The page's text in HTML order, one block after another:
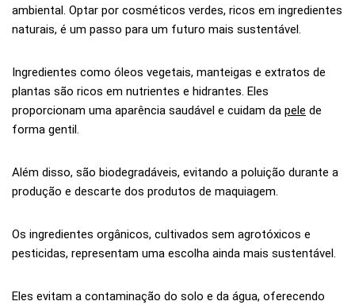
ambiental. Optar por cosméticos verdes, ricos em ingredientes
naturais, é um passo para um futuro mais sustentável.
Ingredientes como óleos vegetais, manteigas e extratos de
plantas são ricos em nutrientes e hidrantes. Eles
proporcionam uma aparência saudável e cuidam da pele de
forma gentil.
Além disso, são biodegradáveis, evitando a poluição durante a
produção e descarte dos produtos de maquiagem.
Os ingredientes orgânicos, cultivados sem agrotóxicos e
pesticidas, representam uma escolha ainda mais sustentável.
Eles evitam a contaminação do solo e da água, oferecendo